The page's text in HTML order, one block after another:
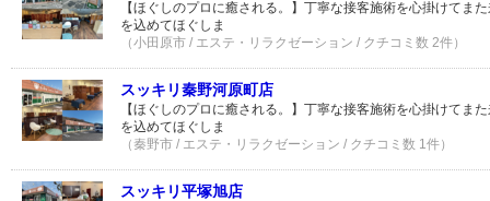
【ほぐしのプロに癒される。】丁寧な接客施術を心掛けてま
を込めてほぐしま
（小田原市 / エステ・リラクゼーション / クチコミ数 2件）
スッキリ秦野河原町店
【ほぐしのプロに癒される。】丁寧な接客施術を心掛けてま
を込めてほぐしま
（秦野市 / エステ・リラクゼーション / クチコミ数 1件）
スッキリ平塚旭店